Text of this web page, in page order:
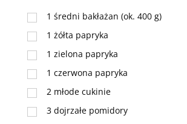
1 średni bakłażan (ok. 400 g)
1 żółta papryka
1 zielona papryka
1 czerwona papryka
2 młode cukinie
3 dojrzałe pomidory